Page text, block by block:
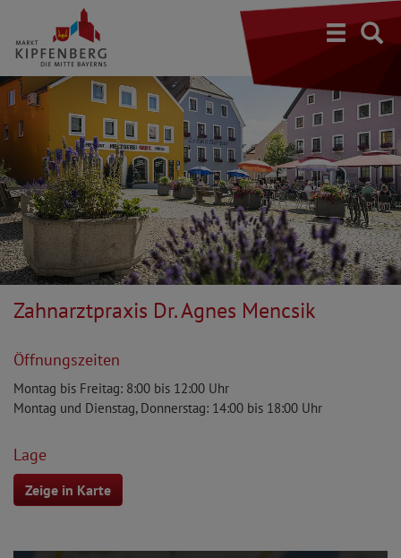
Zahnarztpraxis Dr. Agnes Mencsik
Öffnungszeiten
Montag bis Freitag: 8:00 bis 12:00 Uhr
Montag und Dienstag, Donnerstag: 14:00 bis 18:00 Uhr
Lage
Zeige in Karte